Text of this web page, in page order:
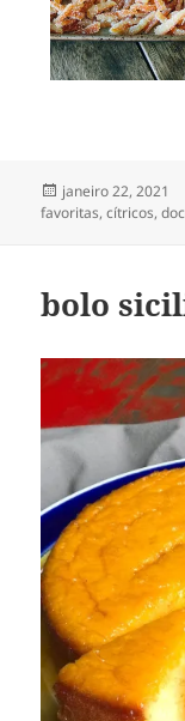
Publicado
em
janeiro 22, 2021
favoritas,cítricos,
bolo